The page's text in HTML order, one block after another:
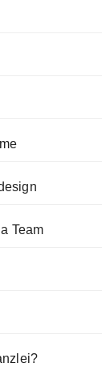
Team